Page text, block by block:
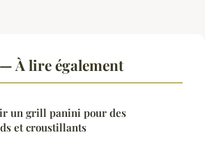
À lire également
un grill panini pour des
et croustillants